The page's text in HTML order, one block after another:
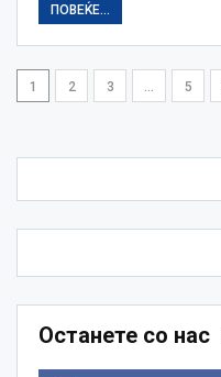
ПОВЕЌЕ...
1 2 3 5
Останете со нас